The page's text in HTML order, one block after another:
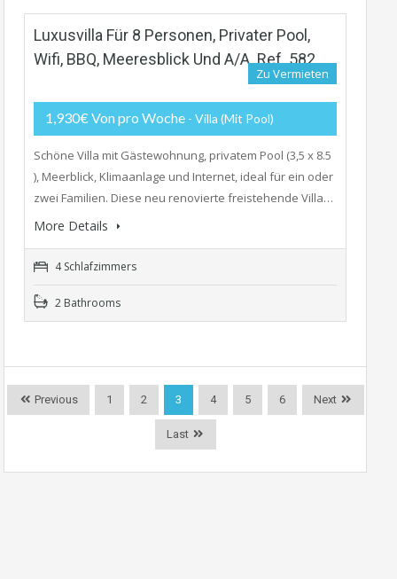
Luxusvilla Für 8 Personen, Privater Pool,
Wifi, BBQ, Meeresblick Und A/A. Ref. 582
Zu Vermieten
1,930€ Von pro Woche - Villa (mit Pool)
Schöne Villa mit Gästewohnung, privatem Pool (3,5 x 8.5
), Meerblick, Klimaanlage und Internet, ideal für ein oder
zwei Familien. Diese neu renovierte freistehende Villa…
More Details
4 Schlafzimmers
2 Bathrooms
Previous 1 2 3 4 5 6 Next
Last